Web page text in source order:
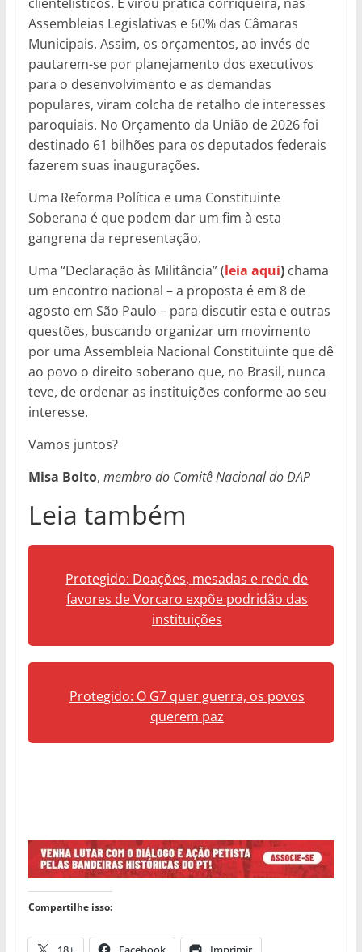
Assembleias Legislativas e 60% das Câmaras
Municipais. Assim, os orçamentos, ao invés de
pautarem-se por planejamento dos executivos
para o desenvolvimento e as demandas
populares, viram colcha de retalho de interesses
paroquiais. No Orçamento da União de 2026 foi
destinado 61 bilhões para os deputados federais
fazerem suas inaugurações.
Uma Reforma Política e uma Constituinte
Soberana é que podem dar um fim à esta
gangrena da representação.
Uma “Declaração às Militância” (leia aqui)chama
um encontro nacional – a proposta é em 8 de
agosto em São Paulo – para discutir esta e outras
questões, buscando organizar um movimento
por uma Assembleia Nacional Constituinte que dê
ao povo o direito soberano que, no Brasil, nunca
teve, de ordenar as instituições conforme ao seu
interesse.
Vamos juntos?
Misa Boito, membro do Comitê Nacional do DAP
Leia também
Protegido: Doações, mesadas e rede de
favores de Vorcaro expõe podridão das
instituições
Protegido: O G7 quer guerra, os povos
querem paz
Compartilhe isso: